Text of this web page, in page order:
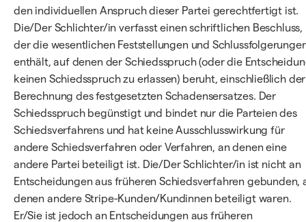
den individuellen Anspruch dieser Partei gerechtfertigt ist.
Die/Der Schlichter/in verfasst einen schriftlichen Beschluss,
der die wesentlichen Feststellungen und
enthält, auf denen der Schiedsspruch (oder die
keinen Schiedsspruch zu erlassen) beruht, einschließlich der
Berechnung des festgesetzten Schadensersatzes. Der
Schiedsspruch begünstigt und bindet nur die Parteien des
Schiedsverfahrens und hat keine Ausschlusswirkung für
andere Schiedsverfahren oder Verfahren, an denen eine
andere Partei beteiligt ist. Die/Der Schlichter/in ist nicht an
Entscheidungen aus früheren Schiedsverfahren gebunden,
denen andere Stripe-Kunden/Kundinnen beteiligt waren.
Er/Sie ist jedoch an Entscheidungen aus früheren